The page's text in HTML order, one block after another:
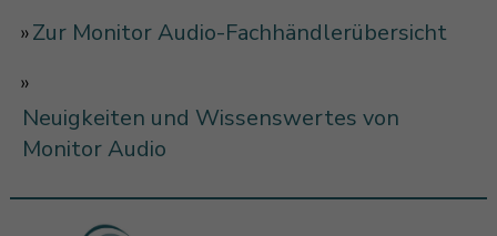
»Zur Monitor Audio-Fachhändlerübersicht
»
Neuigkeiten und Wissenswertes von
Monitor Audio